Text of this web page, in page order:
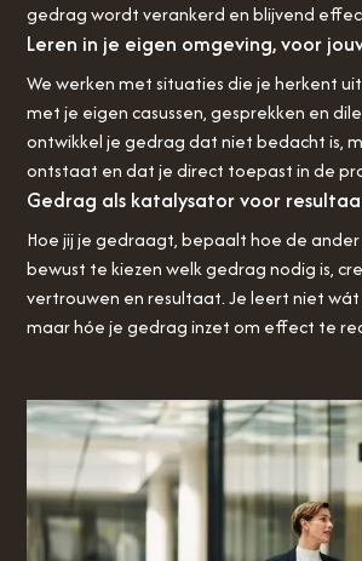
gedrag wordt verankerd en blijvend
Leren in je eigen omgeving, voor
We werken met situaties die je herkent
met je eigen casussen, gesprekken en
ontwikkel je gedrag dat niet bedacht is,
ontstaat en dat je direct toepast in de
Gedrag als katalysator voor
Hoe jij je gedraagt, bepaalt hoe de
bewust te kiezen welk gedrag nodig is,
vertrouwen en resultaat. Je leert niet
maar hóe je gedrag inzet om effect te